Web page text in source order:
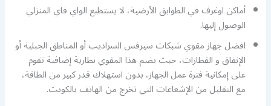
أماكن اوغرف في الطوابق الأرضية، لا يستطيع الواي فاي المنزلي
الوصول إليها.
افضل جهاز مقوي شبكات سيرفس السراديب أو المناطق الجبلية أو
الإنفاق و القطارات، حيث يضم هذا المقوي بطارية إضافية تقوم
على إمكانية فترة عمل الجهاز، بدون استهلاك قدر كبير من الطاقة،
مع التقليل من الإشعاعات التي تخرج من الهاتف بالكويت.